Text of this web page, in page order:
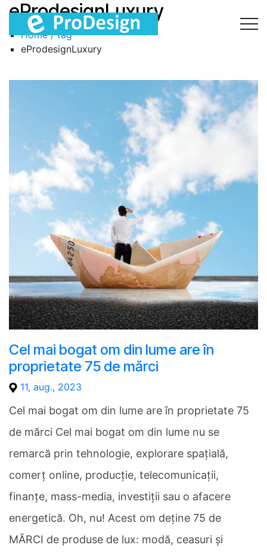
eProdesignLuxury
Home / tag
eProdesignLuxury
Cel mai bogat om din lume are în
proprietate 75 de mărci
11, aug., 2023
Cel mai bogat om din lume are în proprietate 75
de mărci Cel mai bogat om din lume nu se
remarcă prin tehnologie, explorare spațială,
comerț online, producție, telecomunicații,
finanțe, mass-media, investiții sau o afacere
energetică. Oh, nu! Acest om deține 75 de
MĂRCI de produse de lux: modă, ceasuri și